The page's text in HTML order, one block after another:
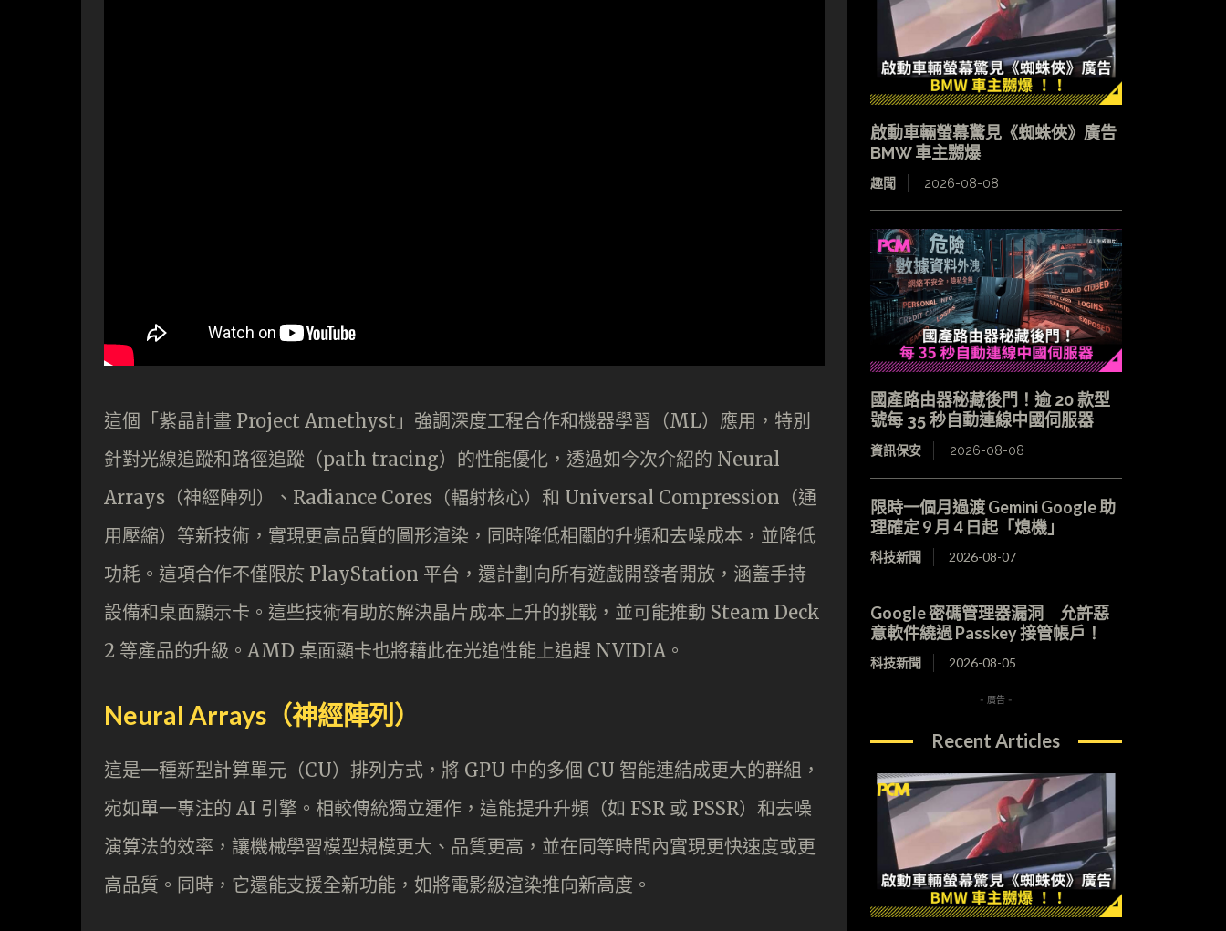
這個「紫晶計畫 Project Amethyst」強調深度工程合作和機器學習（ML）應用，特別
針對光線追蹤和路徑追蹤（path tracing）的性能優化，透過如今次介紹的 Neural
Arrays（神經陣列）、Radiance Cores（輻射核心）和 Universal Compression（通
用壓縮）等新技術，實現更高品質的圖形渲染，同時降低相關的升頻和去噪成本，並降低
功耗。這項合作不僅限於 PlayStation 平台，還計劃向所有遊戲開發者開放，涵蓋手持
設備和桌面顯示卡。這些技術有助於解決晶片成本上升的挑戰，並可能推動 Steam Deck
2 等產品的升級。AMD 桌面顯卡也將藉此在光追性能上追趕 NVIDIA。
Neural Arrays（神經陣列）
這是一種新型計算單元（CU）排列方式，將 GPU 中的多個 CU 智能連結成更大的群組，
宛如單一專注的 AI 引擎。相較傳統獨立運作，這能提升升頻（如 FSR 或 PSSR）和去噪
演算法的效率，讓機械學習模型規模更大、品質更高，並在同等時間內實現更快速度或更
高品質。同時，它還能支援全新功能，如將電影級渲染推向新高度。
啟動車輛螢幕驚見《蜘蛛俠》廣告
BMW 車主嬲爆
趣聞 2026-08-08
國產路由器秘藏後門！逾 20 款型
號每 35 秒自動連線中國伺服器
資訊保安 2026-08-08
限時一個月過渡 Gemini Google 助
理確定 9 月 4 日起「熄機」
科技新聞 2026-08-07
Google 密碼管理器漏洞 允許惡
意軟件繞過 Passkey 接管帳戶！
科技新聞 2026-08-05
- 廣告 -
Recent Articles